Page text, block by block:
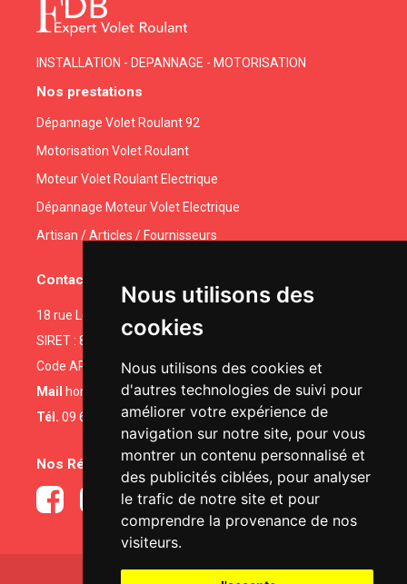
Nous utilisons des
cookies
Nous utilisons des cookies et
d'autres technologies de suivi pour
améliorer votre expérience de
navigation sur notre site, pour vous
montrer un contenu personnalisé et
des publicités ciblées, pour analyser
le trafic de notre site et pour
comprendre la provenance de nos
visiteurs.
INSTALLATION - DEPANNAGE - MOTORISATION
Nos prestations
Dépannage Volet Roulant 92
Motorisation Volet Roulant
Moteur Volet Roulant Electrique
Dépannage Moteur Volet Electrique
Artisan / Articles / Fournisseurs
Contactez-nous
18 rue Legendre • 75017 PARIS
SIRET : 81491366100025
Code APE : 4332A
Mail
homeservices102@gmail.com
Tél. 09 67 01 25 79|06 04 52 48 00
Nos Réseaux Sociaux
Réalisé par